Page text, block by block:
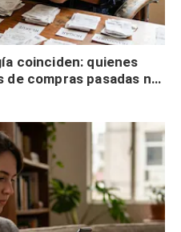
coinciden: quienes
compras pasadas no
tienen necesidad de